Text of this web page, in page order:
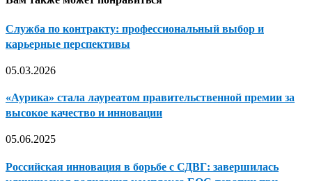
Служба по контракту: профессиональный выбор и
карьерные перспективы
05.03.2026
«Аурика» стала лауреатом правительственной премии за
высокое качество и инновации
05.06.2025
Российская инновация в борьбе с СДВГ: завершилась